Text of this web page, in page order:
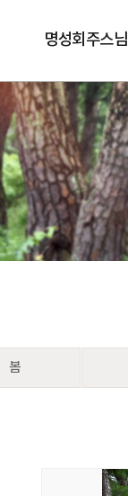
명성회주스님
봄